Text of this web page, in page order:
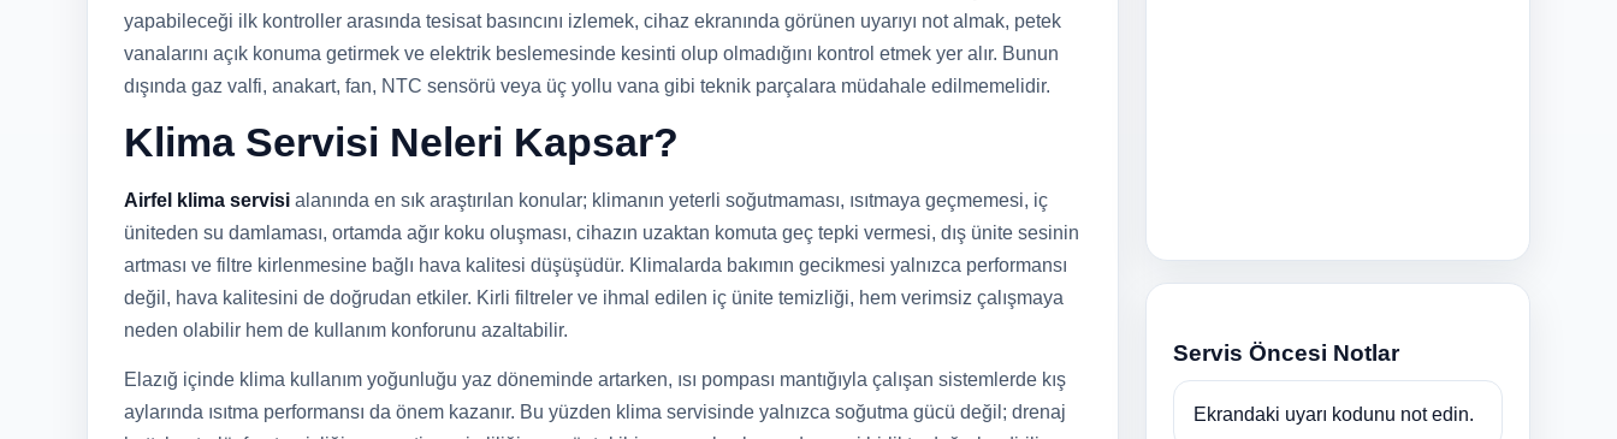
yapabileceği ilk kontroller arasında tesisat basıncını izlemek, cihaz ekranında görünen uyarıyı not almak, petek
vanalarını açık konuma getirmek ve elektrik beslemesinde kesinti olup olmadığını kontrol etmek yer alır. Bunun
dışında gaz valfi, anakart, fan, NTC sensörü veya üç yollu vana gibi teknik parçalara müdahale edilmemelidir.
Klima Servisi Neleri Kapsar?
Airfel klima servisi alanında en sık araştırılan konular; klimanın yeterli soğutmaması, ısıtmaya geçmemesi, iç
üniteden su damlaması, ortamda ağır koku oluşması, cihazın uzaktan komuta geç tepki vermesi, dış ünite sesinin
artması ve filtre kirlenmesine bağlı hava kalitesi düşüşüdür. Klimalarda bakımın gecikmesi yalnızca performansı
değil, hava kalitesini de doğrudan etkiler. Kirli filtreler ve ihmal edilen iç ünite temizliği, hem verimsiz çalışmaya
neden olabilir hem de kullanım konforunu azaltabilir.
Elazığ içinde klima kullanım yoğunluğu yaz döneminde artarken, ısı pompası mantığıyla çalışan sistemlerde kış
aylarında ısıtma performansı da önem kazanır. Bu yüzden klima servisinde yalnızca soğutma gücü değil; drenaj
Servis Öncesi Notlar
Ekrandaki uyarı kodunu not edin.